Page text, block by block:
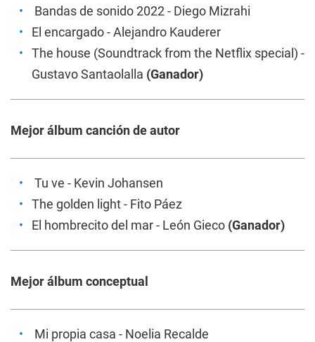
Bandas de sonido 2022- Diego Mizrahi
El encargado- Alejandro Kauderer
The house (Soundtrack from the Netflix special) -
Gustavo Santaolalla (Ganador)
Mejor álbum canción de autor
Tu ve - Kevin Johansen
The golden light- Fito Páez
El hombrecito del mar - León Gieco (Ganador)
Mejor álbum conceptual
Mi propia casa - Noelia Recalde